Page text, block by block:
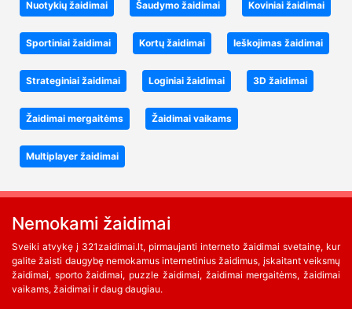
Nuotykių žaidimai Šaudymo žaidimai Koviniai žaidimai
Sportiniai žaidimai Kortų žaidimai Ieškojimas žaidimai
Strateginiai žaidimai Loginiai žaidimai 3D žaidimai
Žaidimai mergaitėms Žaidimai vaikams
Multiplayer žaidimai
Nemokami žaidimai
Sveiki atvykę į 321zaidimai.lt, pirmaujanti interneto žaidimai svetainę, kur
galite žaisti daugybę nemokamus internetinius žaidimus, įskaitant veiksmų
žaidimai, sporto žaidimai, puzzle žaidimai, žaidimai mergaitėms, žaidimai
vaikams, žaidimai ir daug daugiau.